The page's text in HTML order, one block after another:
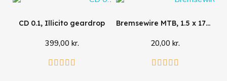
CD 0.1, Illicito geardrop
399,00 kr.
    
Bremsewire MTB, 1.5 x 1700mm
20,00 kr.
    